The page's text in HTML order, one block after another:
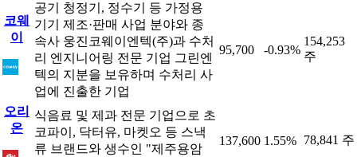
코웨
이
공기 청정기, 정수기 등 가정용
기기 제조·판매 사업 분야와 종
속사 웅진코웨이엔텍(주)과 수처
리 엔지니어링 전문 기업 그린엔
텍의 지분을 보유하며 수처리 사
업에 진출한 기업
95,700 -0.93%
154,253
주
오리
온
식음료 및 제과 전문 기업으로 초
코파이, 닥터유, 마켓오 등 스낵
류 브랜드와 생수인 "제주용암
137,600 1.55% 78,841 주